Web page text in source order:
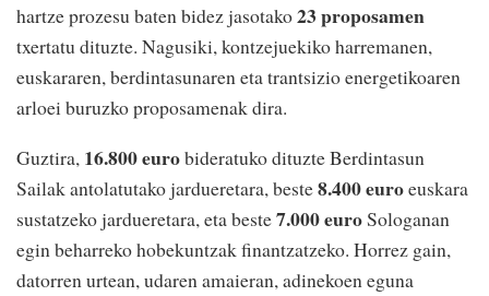
hartze prozesu baten bidez jasotako23 proposamen
txertatu dituzte. Nagusiki, kontzejuekiko harremanen,
euskararen, berdintasunaren eta trantsizio energetikoaren
arloei buruzko proposamenak dira.
Guztira, 16.800 eurobideratuko dituzte Berdintasun
Sailak antolatutako jardueretara, beste8.400 euroeuskara
sustatzeko jardueretara, eta beste7.000 euroSologanan
egin beharreko hobekuntzak finantzatzeko. Horrez gain,
datorren urtean, udaren amaieran, adinekoen eguna